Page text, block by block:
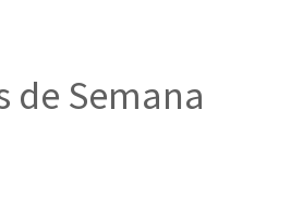
de Semana